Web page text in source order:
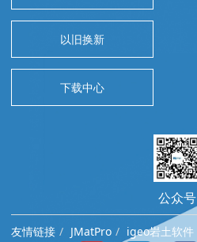
以旧换新
下载中心
公众号
友情链接 JMatPro igeo岩土软件